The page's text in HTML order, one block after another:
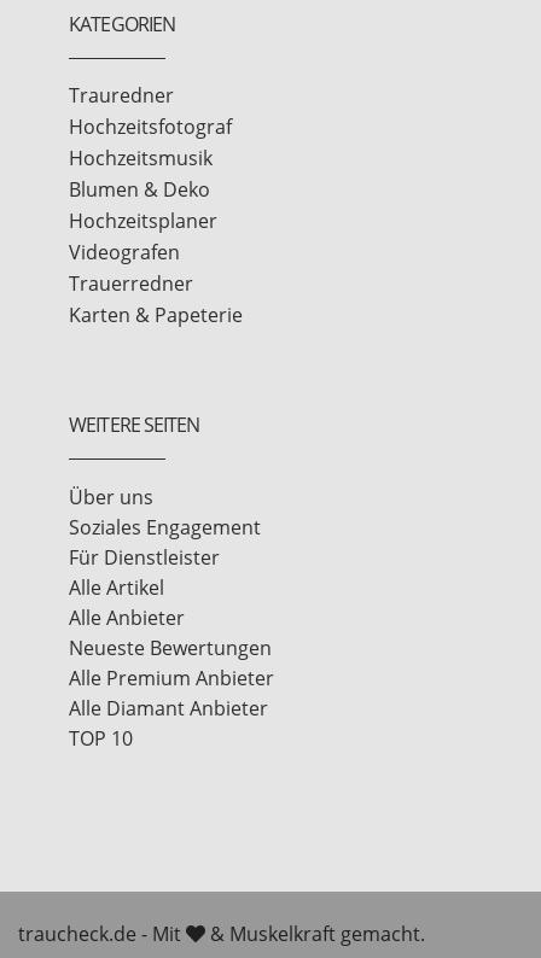
KATEGORIEN
Trauredner
Hochzeitsfotograf
Hochzeitsmusik
Blumen & Deko
Hochzeitsplaner
Videografen
Trauerredner
Karten & Papeterie
WEITERE SEITEN
Über uns
Soziales Engagement
Für Dienstleister
Alle Artikel
Alle Anbieter
Neueste Bewertungen
Alle Premium Anbieter
Alle Diamant Anbieter
TOP 10
traucheck.de - Mit & Muskelkraft gemacht.